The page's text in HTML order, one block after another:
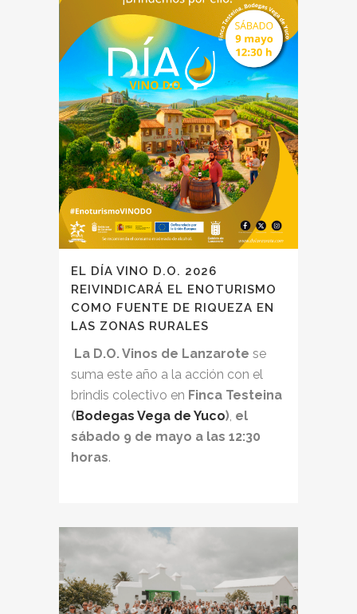
EL DÍA VINO D.O. 2026
REIVINDICARÁ EL ENOTURISMO
COMO FUENTE DE RIQUEZA EN
LAS ZONAS RURALES
La D.O. Vinos de Lanzarote se
suma este año a la acción con el
brindis colectivo en Finca Testeina
(Bodegas Vega de Yuco), el
sábado 9 de mayo a las 12:30
horas.